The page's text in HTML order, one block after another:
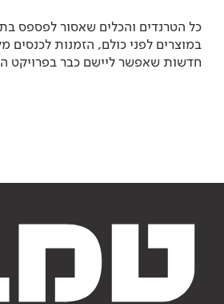
כל הטרנדים והכלים שאסור לפספס
במוצרים לפני כולם, הזמנות לכנסים
חדשות שאפשר ליישם כבר בפרויקט